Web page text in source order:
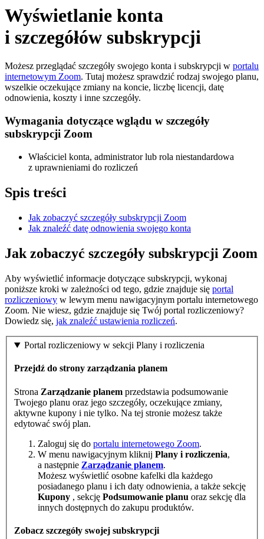
Wyświetlanie konta
i szczegółów subskrypcji
Możesz przeglądać szczegóły swojego konta i subskrypcji w portalu
internetowym Zoom. Tutaj możesz sprawdzić rodzaj swojego planu,
wszelkie oczekujące zmiany na koncie, liczbę licencji, datę
odnowienia, koszty i inne szczegóły.
Wymagania dotyczące wglądu w szczegóły
subskrypcji Zoom
Właściciel konta, administrator lub rola niestandardowa
z uprawnieniami do rozliczeń
Spis treści
Jak zobaczyć szczegóły subskrypcji Zoom
Jak znaleźć datę odnowienia swojego konta
Jak zobaczyć szczegóły subskrypcji Zoom
Aby wyświetlić informacje dotyczące subskrypcji, wykonaj
poniższe kroki w zależności od tego, gdzie znajduje się portal
rozliczeniowy w lewym menu nawigacyjnym portalu internetowego
Zoom. Nie wiesz, gdzie znajduje się Twój portal rozliczeniowy?
Dowiedz się, jak znaleźć ustawienia rozliczeń.
Portal rozliczeniowy w sekcji Plany i rozliczenia
Przejdź do strony zarządzania planem
Strona Zarządzanie planem przedstawia podsumowanie
Twojego planu oraz jego szczegóły, oczekujące zmiany,
aktywne kupony i nie tylko. Na tej stronie możesz także
edytować swój plan.
Zaloguj się do portalu internetowego Zoom.
W menu nawigacyjnym kliknij Plany i rozliczenia,
a następnie Zarządzanie planem.
Możesz wyświetlić osobne kafelki dla każdego
posiadanego planu i ich daty odnowienia, a także sekcję
Kupony , sekcję Podsumowanie planu oraz sekcję dla
innych dostępnych do zakupu produktów.
Zobacz szczegóły swojej subskrypcji